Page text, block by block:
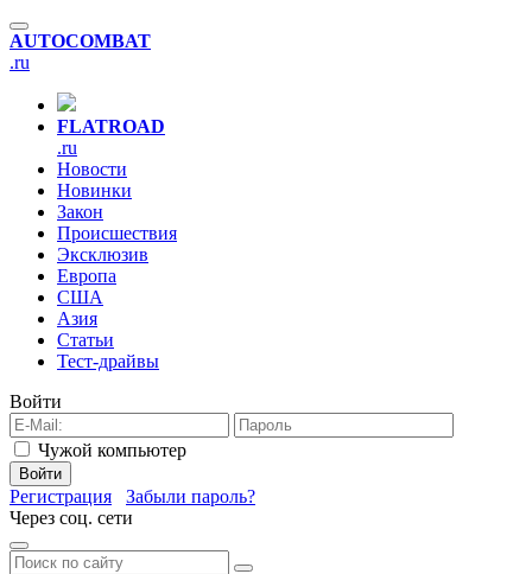
AUTOCOMBAT
.ru
FLATROAD
.ru
Новости
Новинки
Закон
Происшествия
Эксклюзив
Европа
США
Азия
Статьи
Тест-драйвы
Войти
Чужой компьютер
Войти
Регистрация
Забыли пароль?
Через соц. сети